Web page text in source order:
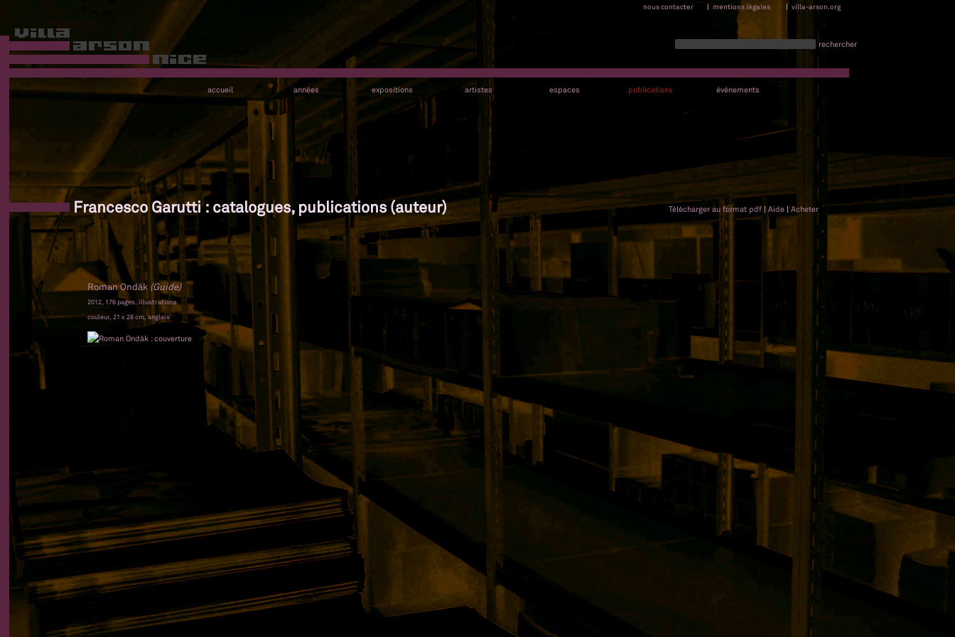
nous contacter | mentions légales | villa-arson.org
rechercher
accueil années expositions artistes espaces publications événements
Francesco Garutti : catalogues, publications (auteur) Télécharger au format pdf |Aide|Acheter
Roman Ondák (Guide)
2012, 176 pages, illustrations
couleur, 21 x 28 cm, anglais